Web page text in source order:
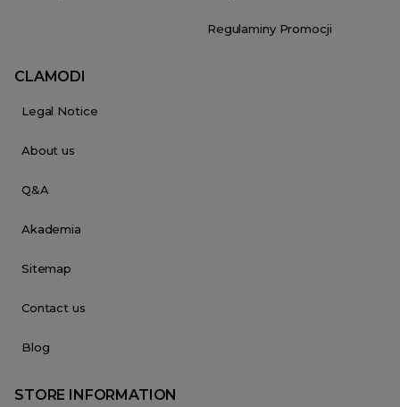
Regulaminy Promocji
CLAMODI
Legal Notice
About us
Q&A
Akademia
Sitemap
Contact us
Blog
STORE INFORMATION